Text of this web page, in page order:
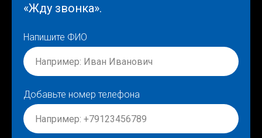
«Жду звонка».
Напишите ФИО
Добавьте номер телефона